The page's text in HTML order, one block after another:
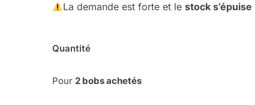
La demande est forte et lestock
Quantité
Pour 2 bobs achetés